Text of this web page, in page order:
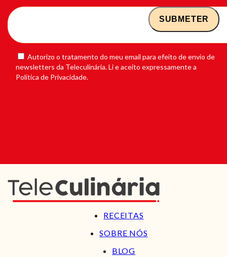
Autorizo o tratamento do meu email para efeito de envio de
newsletters da Teleculinária. Li e aceito expressamente a
Política de Privacidade.
RECEITAS
SOBRE NÓS
BLOG